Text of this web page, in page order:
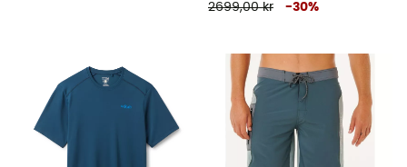
2699,00 kr
-30%